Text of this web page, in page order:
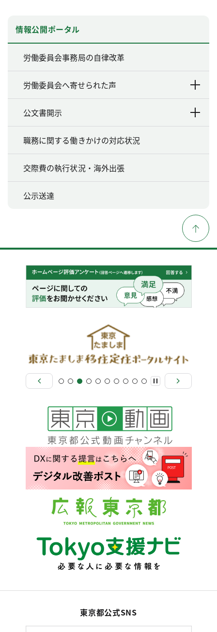
情報公開ポータル
労働委員会事務局の自律改革
労働委員会へ寄せられた声
公文書開示
職務に関する働きかけの対応状況
交際費の執行状況・海外出張
公示送達
東京都公式SNS